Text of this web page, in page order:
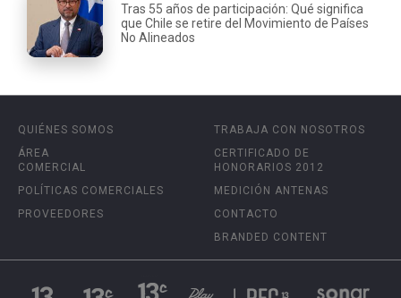
Tras 55 años de participación: Qué significa
que Chile se retire del Movimiento de Países
No Alineados
QUIÉNES SOMOS
ÁREA
COMERCIAL
POLÍTICAS COMERCIALES
PROVEEDORES
TRABAJA CON NOSOTROS
CERTIFICADO DE
HONORARIOS 2012
MEDICIÓN ANTENAS
CONTACTO
BRANDED CONTENT